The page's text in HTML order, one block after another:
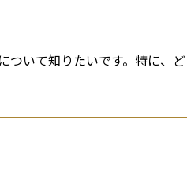
ついて知りたいです。特に、